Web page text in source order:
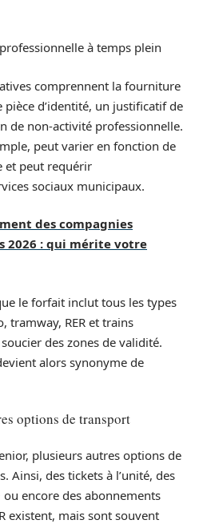
à temps plein
comprennent la fourniture
pièce d’identité, un justificatif de
de non-activité professionnelle.
peut varier en fonction de
et peut requérir
sociaux municipaux.
des compagnies
2026 : qui mérite votre
le forfait inclut tous les types
tramway, RER et trains
des zones de validité.
alors synonyme de
options de transport
plusieurs autres options de
Ainsi, des tickets à l’unité, des
encore des abonnements
existent, mais sont souvent